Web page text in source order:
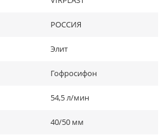
РОССИЯ
Элит
Гофросифон
54,5 л/мин
40/50 мм